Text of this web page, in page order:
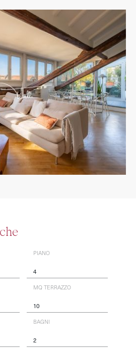
PIANO
4
MQ TERRAZZO
10
BAGNI
2